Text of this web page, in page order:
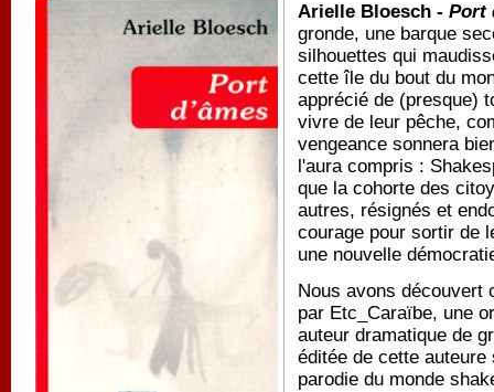
Arielle Bloesch - Port
gronde, une barque
silhouettes qui
cette île du bout du
apprécié de (presque)
vivre de leur pêche,
vengeance sonnera
l'aura compris :
que la cohorte des
autres, résignés et
courage pour sortir de
une nouvelle
Nous avons découvert
par Etc_Caraïbe, une
auteur dramatique de
éditée de cette
parodie du monde